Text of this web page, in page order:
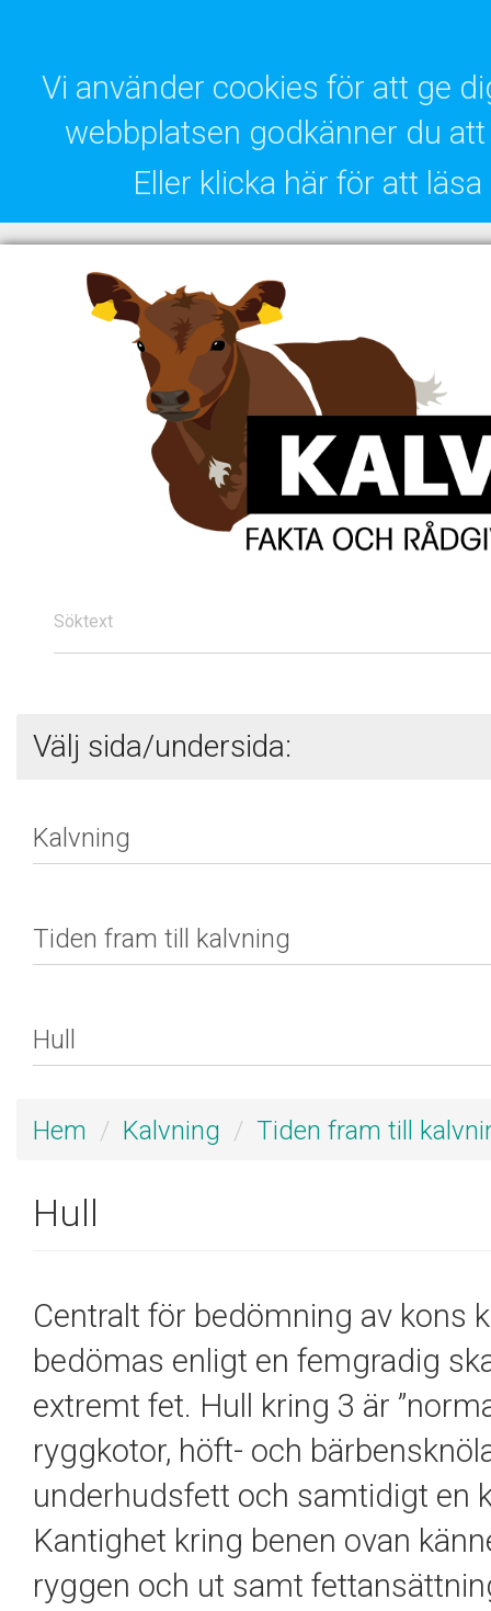
Vi använder cookies för att ge
webbplatsen godkänner du
Eller klicka här för att
Söktext
Välj sida/undersida:
Hem Kalvning Tiden fram till
Hull
Centralt för bedömning av kons
bedömas enligt en femgradig
extremt fet. Hull kring 3 är
ryggkotor, höft- och
underhudsfett och samtidigt en
Kantighet kring benen ovan
ryggen och ut samt